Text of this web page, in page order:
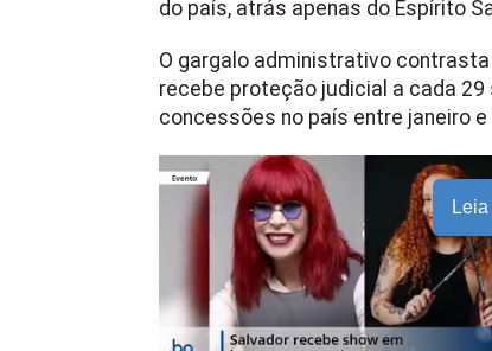
do país, atrás apenas do Espírito
O gargalo administrativo
recebe proteção judicial a cada
concessões no país entre janeiro